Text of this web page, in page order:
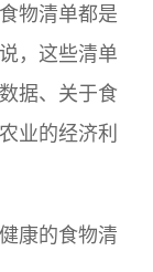
物清单都是
，这些清单
据、关于食
业的经济利
康的食物清